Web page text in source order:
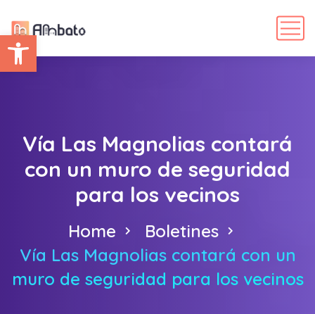
Abrir barra de herramientas
Vía Las Magnolias contará
con un muro de seguridad
para los vecinos
Home
Boletines
Vía Las Magnolias contará con un
muro de seguridad para los vecinos